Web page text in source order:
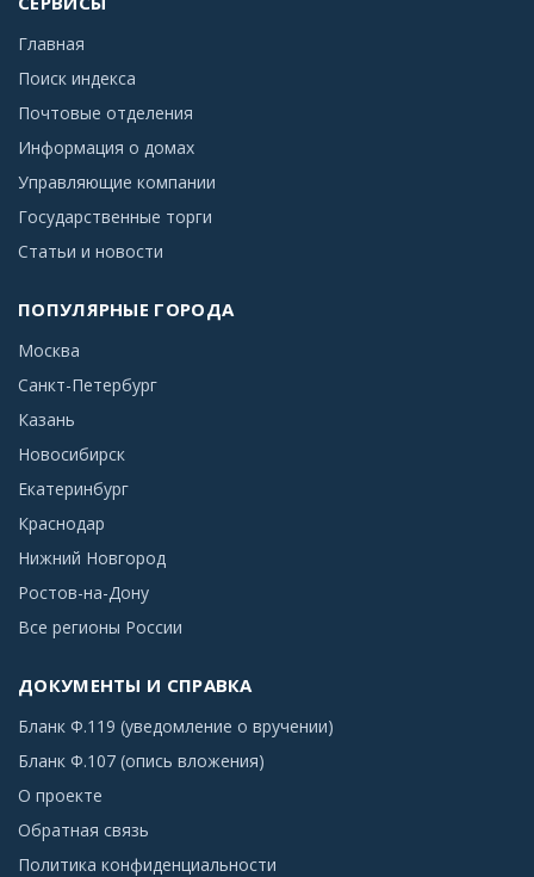
Главная
Поиск индекса
Почтовые отделения
Информация о домах
Управляющие компании
Государственные торги
Статьи и новости
ПОПУЛЯРНЫЕ ГОРОДА
Москва
Санкт-Петербург
Казань
Новосибирск
Екатеринбург
Краснодар
Нижний Новгород
Ростов-на-Дону
Все регионы России
ДОКУМЕНТЫ И СПРАВКА
Бланк Ф.119 (уведомление о вручении)
Бланк Ф.107 (опись вложения)
О проекте
Обратная связь
Политика конфиденциальности